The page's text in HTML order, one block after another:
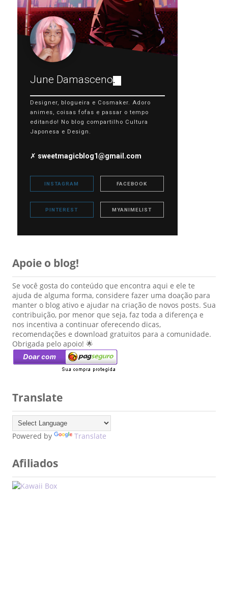
June Damasceno.
Designer, blogueira e Cosmaker. Adoro
animes, coisas fofas e passar o tempo
editando! No blog compartilho Cultura
Japonesa e Design.
✗ sweetmagicblog1@gmail.com
INSTAGRAM FACEBOOK
PINTEREST MYANIMELIST
Apoie o blog!
Se você gosta do conteúdo que encontra aqui e ele te
ajuda de alguma forma, considere fazer uma doação para
manter o blog ativo e ajudar na criação de novos posts. Sua
contribuição, por menor que seja, faz toda a diferença e
nos incentiva a continuar oferecendo dicas,
recomendações e download gratuitos para a comunidade.
Obrigada pelo apoio! 🌟
Translate
Powered by Translate
Afiliados